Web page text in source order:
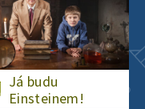
Já budu
Einsteinem!